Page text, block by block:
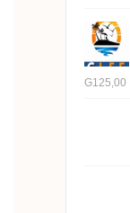
G125,00